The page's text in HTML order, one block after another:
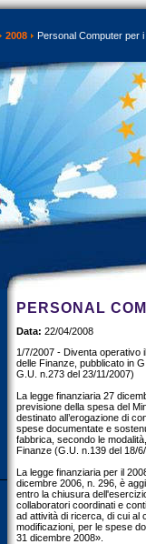
2008 Personal Computer per
PERSONAL
Data: 22/04/2008
1/7/2007 - Diventa operativo
delle Finanze, pubblicato in
G.U. n.273 del 23/11/2007)
La legge finanziaria 27
previsione della spesa del
destinato all’erogazione di
spese documentate e
fabbrica, secondo le
Finanze (G.U. n.139 del 18/
La legge finanziaria per il
dicembre 2006, n. 296, è
entro la chiusura
collaboratori coordinati e
ad attività di ricerca, di cui al
modificazioni, per le spese
31 dicembre 2008».